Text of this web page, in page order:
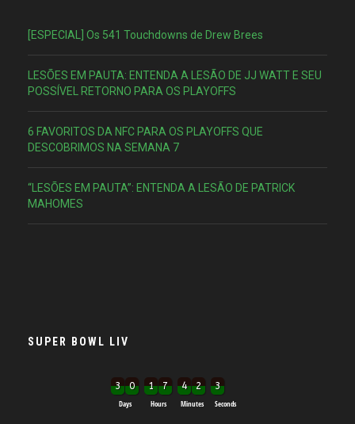
[ESPECIAL] Os 541 Touchdowns de Drew Brees
LESÕES EM PAUTA: ENTENDA A LESÃO DE JJ WATT E SEU
POSSÍVEL RETORNO PARA OS PLAYOFFS
6 FAVORITOS DA NFC PARA OS PLAYOFFS QUE
DESCOBRIMOS NA SEMANA 7
“LESÕES EM PAUTA”: ENTENDA A LESÃO DE PATRICK
MAHOMES
SUPER BOWL LIV
3 0
Days
1 7
Hours
4 2
Minutes
3
Seconds